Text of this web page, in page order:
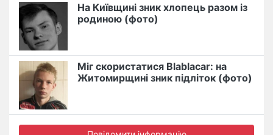
На Київщині зник хлопець разом із
родиною (фото)
Міг скористатися Blablacar: на
Житомирщині зник підліток (фото)